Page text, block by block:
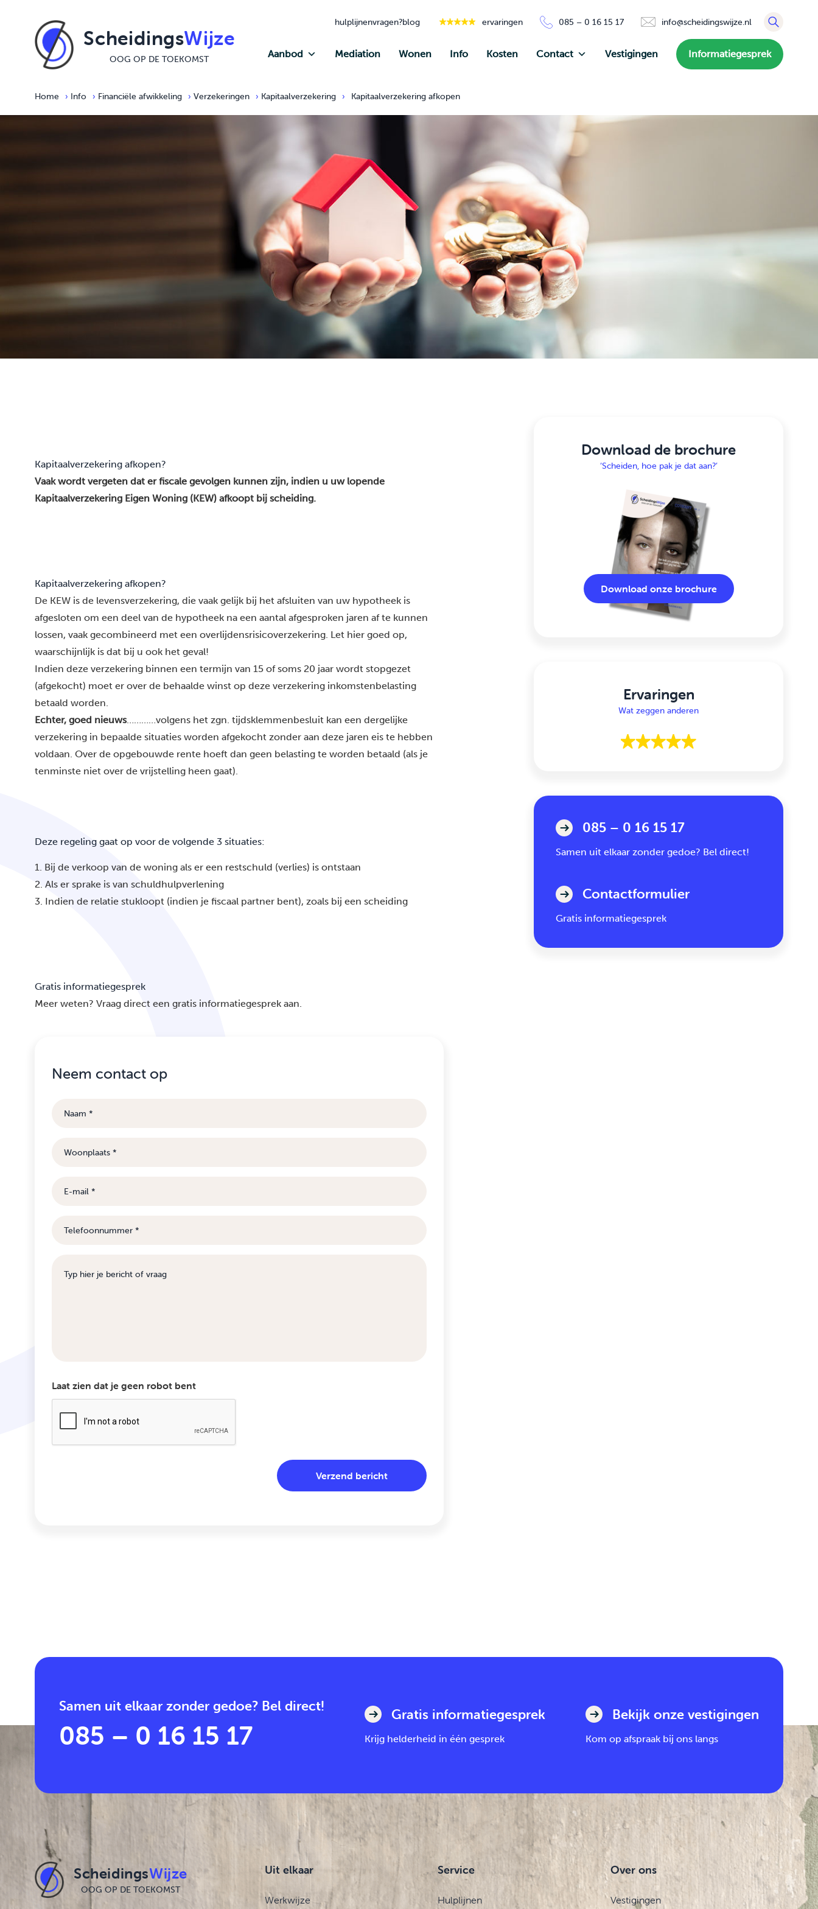
ScheidingsWijze
OOG OP DE TOEKOMST
hulplijnenvragen?blog ervaringen 085 – 0 16 15 17 info@scheidingswijze.nl
Aanbod Mediation Wonen Info Kosten Contact Vestigingen Informatiegesprek
Home › Info › Financiële afwikkeling › Verzekeringen › Kapitaalverzekering › Kapitaalverzekering afkopen
Kapitaalverzekering afkopen?
Vaak wordt vergeten dat er fiscale gevolgen kunnen zijn, indien u uw lopende
Kapitaalverzekering Eigen Woning (KEW) afkoopt bij scheiding.
Kapitaalverzekering afkopen?
De KEW is de levensverzekering, die vaak gelijk bij het afsluiten van uw hypotheek is
afgesloten om een deel van de hypotheek na een aantal afgesproken jaren af te kunnen
lossen, vaak gecombineerd met een overlijdensrisicoverzekering. Let hier goed op,
waarschijnlijk is dat bij u ook het geval!
Indien deze verzekering binnen een termijn van 15 of soms 20 jaar wordt stopgezet
(afgekocht) moet er over de behaalde winst op deze verzekering inkomstenbelasting
betaald worden.
Echter, goed nieuws…………volgens het zgn. tijdsklemmenbesluit kan een dergelijke
verzekering in bepaalde situaties worden afgekocht zonder aan deze jaren eis te hebben
voldaan. Over de opgebouwde rente hoeft dan geen belasting te worden betaald (als je
tenminste niet over de vrijstelling heen gaat).
Deze regeling gaat op voor de volgende 3 situaties:
1. Bij de verkoop van de woning als er een restschuld (verlies) is ontstaan
2. Als er sprake is van schuldhulpverlening
3. Indien de relatie stukloopt (indien je fiscaal partner bent), zoals bij een scheiding
Gratis informatiegesprek
Meer weten? Vraag direct een gratis informatiegesprek aan.
Neem contact op
Laat zien dat je geen robot bent
Download de brochure
‘Scheiden, hoe pak je dat aan?’
Download onze brochure
Ervaringen
Wat zeggen anderen
085 – 0 16 15 17
Samen uit elkaar zonder gedoe? Bel direct!
Contactformulier
Gratis informatiegesprek
Samen uit elkaar zonder gedoe? Bel direct!
085 – 0 16 15 17
Gratis informatiegesprek
Krijg helderheid in één gesprek
Bekijk onze vestigingen
Kom op afspraak bij ons langs
ScheidingsWijze
OOG OP DE TOEKOMST
Uit elkaar
Werkwijze
Service
Hulplijnen
Over ons
Vestigingen